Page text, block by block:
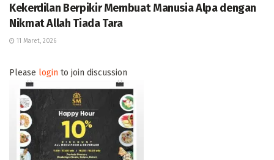
Kekerdilan Berpikir Membuat Manusia Alpa dengan
Nikmat Allah Tiada Tara
11 Maret, 2026
Please login to join discussion